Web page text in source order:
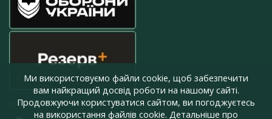
press@armyinform.com.ua
Ми використовуємо файли cookie, щоб забезпечити
вам найкращий досвід роботи на нашому сайті.
Продовжуючи користуватися сайтом, ви погоджуєтесь
на використання файлів cookie. Детальніше про